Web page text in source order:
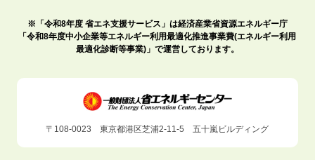
※「令和8年度 省エネ支援サービス」は経済産業省資源エネルギー庁
「令和8年度中小企業等エネルギー利用最適化推進事業費(エネルギー利用
最適化診断等事業)」で運営しております。
〒108-0023 東京都港区芝浦2-11-5 五十嵐ビルディング